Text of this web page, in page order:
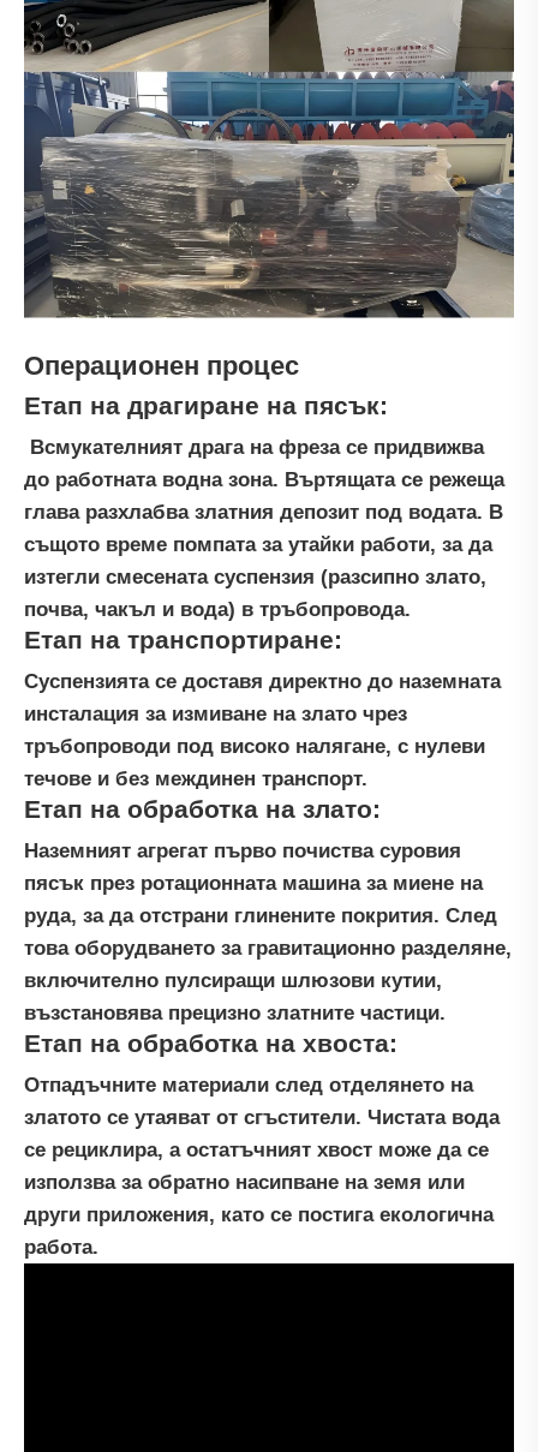
Операционен процес
Етап на драгиране на пясък:
Всмукателният драга на фреза се придвижва
до работната водна зона. Въртящата се режеща
глава разхлабва златния депозит под водата. В
същото време помпата за утайки работи, за да
изтегли смесената суспензия (разсипно злато,
почва, чакъл и вода) в тръбопровода.
Етап на транспортиране:
Суспензията се доставя директно до наземната
инсталация за измиване на злато чрез
тръбопроводи под високо налягане, с нулеви
течове и без междинен транспорт.
Етап на обработка на злато:
Наземният агрегат първо почиства суровия
пясък през ротационната машина за миене на
руда, за да отстрани глинените покрития. След
това оборудването за гравитационно разделяне,
включително пулсиращи шлюзови кутии,
възстановява прецизно златните частици.
Етап на обработка на хвоста:
Отпадъчните материали след отделянето на
златото се утаяват от сгъстители. Чистата вода
се рециклира, а остатъчният хвост може да се
използва за обратно насипване на земя или
други приложения, като се постига екологична
работа.